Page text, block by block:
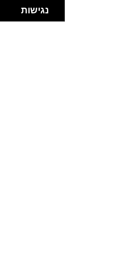
נגישות